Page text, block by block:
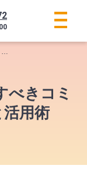
べきコミ
用術